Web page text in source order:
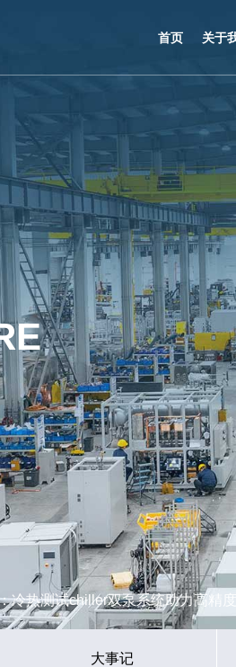
首页 关于
冷热测试chiller双泵系统助力高精
大事记